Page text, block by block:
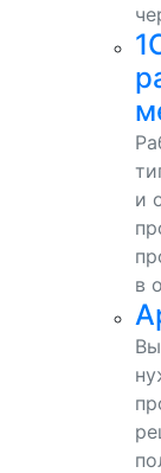
и
в